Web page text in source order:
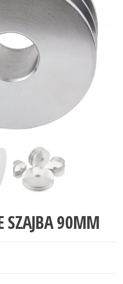
SZAJBA 90MM